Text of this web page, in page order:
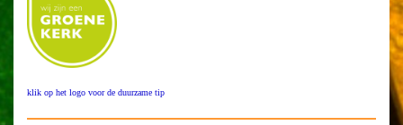
klik op het logo voor de duurzame tip